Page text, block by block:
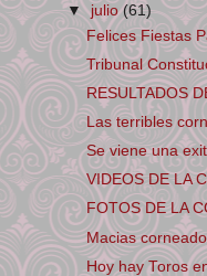
▼julio(61)
Felices Fiestas
Tribunal
RESULTADOS
Las terribles
Se viene una
VIDEOS DE LA
FOTOS DE LA
Macias
Hoy hay Toros